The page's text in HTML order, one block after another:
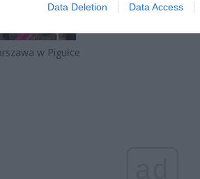
Data Deletion Data Access
w Pigułce